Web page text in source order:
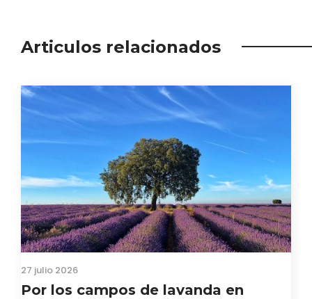
Articulos relacionados
27 julio 2026
Por los campos de lavanda en